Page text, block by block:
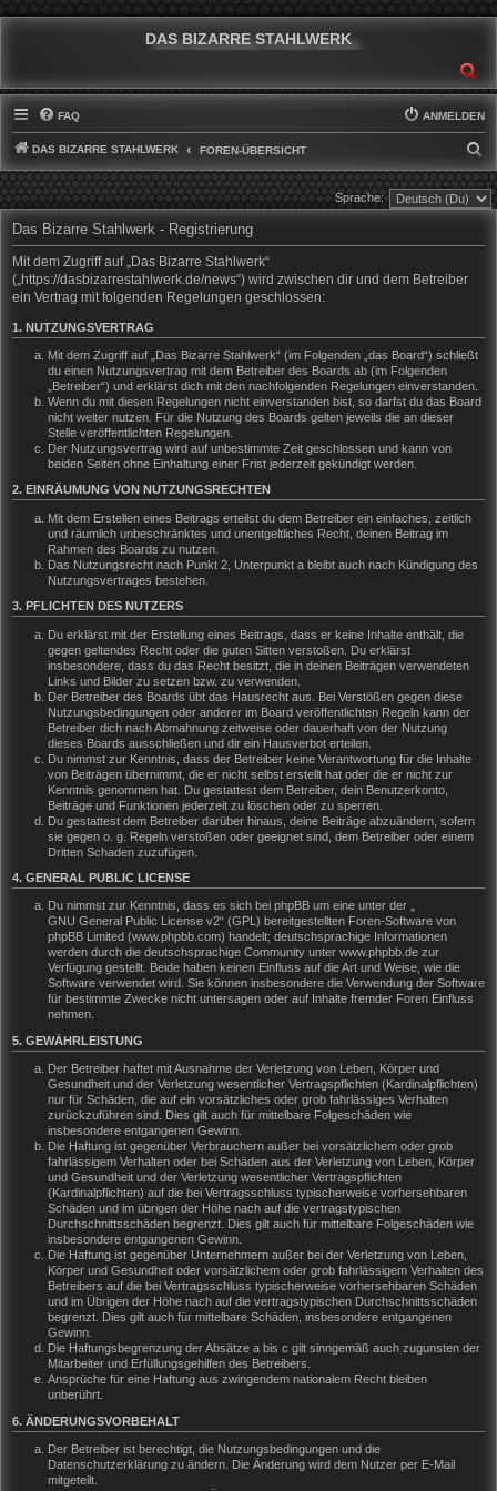
DAS BIZARRE STAHLWERK
FAQ ANMELDEN
DAS BIZARRE STAHLWERK FOREN-ÜBERSICHT
U
C
Sprache:
Das Bizarre Stahlwerk - Registrierung
Mit dem Zugriff auf „Das Bizarre Stahlwerk“
(„https://dasbizarrestahlwerk.de/news“) wird zwischen dir und dem Betreiber
ein Vertrag mit folgenden Regelungen geschlossen:
1. NUTZUNGSVERTRAG
Mit dem Zugriff auf „Das Bizarre Stahlwerk“ (im Folgenden „das Board“) schließt
du einen Nutzungsvertrag mit dem Betreiber des Boards ab (im Folgenden
„Betreiber“) und erklärst dich mit den nachfolgenden Regelungen einverstanden.
Wenn du mit diesen Regelungen nicht einverstanden bist, so darfst du das Board
nicht weiter nutzen. Für die Nutzung des Boards gelten jeweils die an dieser
Stelle veröffentlichten Regelungen.
Der Nutzungsvertrag wird auf unbestimmte Zeit geschlossen und kann von
beiden Seiten ohne Einhaltung einer Frist jederzeit gekündigt werden.
2. EINRÄUMUNG VON NUTZUNGSRECHTEN
Mit dem Erstellen eines Beitrags erteilst du dem Betreiber ein einfaches, zeitlich
und räumlich unbeschränktes und unentgeltliches Recht, deinen Beitrag im
Rahmen des Boards zu nutzen.
Das Nutzungsrecht nach Punkt 2, Unterpunkt a bleibt auch nach Kündigung des
Nutzungsvertrages bestehen.
3. PFLICHTEN DES NUTZERS
Du erklärst mit der Erstellung eines Beitrags, dass er keine Inhalte enthält, die
gegen geltendes Recht oder die guten Sitten verstoßen. Du erklärst
insbesondere, dass du das Recht besitzt, die in deinen Beiträgen verwendeten
Links und Bilder zu setzen bzw. zu verwenden.
Der Betreiber des Boards übt das Hausrecht aus. Bei Verstößen gegen diese
Nutzungsbedingungen oder anderer im Board veröffentlichten Regeln kann der
Betreiber dich nach Abmahnung zeitweise oder dauerhaft von der Nutzung
dieses Boards ausschließen und dir ein Hausverbot erteilen.
Du nimmst zur Kenntnis, dass der Betreiber keine Verantwortung für die Inhalte
von Beiträgen übernimmt, die er nicht selbst erstellt hat oder die er nicht zur
Kenntnis genommen hat. Du gestattest dem Betreiber, dein Benutzerkonto,
Beiträge und Funktionen jederzeit zu löschen oder zu sperren.
Du gestattest dem Betreiber darüber hinaus, deine Beiträge abzuändern, sofern
sie gegen o. g. Regeln verstoßen oder geeignet sind, dem Betreiber oder einem
Dritten Schaden zuzufügen.
4. GENERAL PUBLIC LICENSE
Du nimmst zur Kenntnis, dass es sich bei phpBB um eine unter der „
GNU General Public License v2“ (GPL) bereitgestellten Foren-Software von
phpBB Limited (www.phpbb.com) handelt; deutschsprachige Informationen
werden durch die deutschsprachige Community unter www.phpbb.de zur
Verfügung gestellt. Beide haben keinen Einfluss auf die Art und Weise, wie die
Software verwendet wird. Sie können insbesondere die Verwendung der Software
für bestimmte Zwecke nicht untersagen oder auf Inhalte fremder Foren Einfluss
nehmen.
5. GEWÄHRLEISTUNG
Der Betreiber haftet mit Ausnahme der Verletzung von Leben, Körper und
Gesundheit und der Verletzung wesentlicher Vertragspflichten (Kardinalpflichten)
nur für Schäden, die auf ein vorsätzliches oder grob fahrlässiges Verhalten
zurückzuführen sind. Dies gilt auch für mittelbare Folgeschäden wie
insbesondere entgangenen Gewinn.
Die Haftung ist gegenüber Verbrauchern außer bei vorsätzlichem oder grob
fahrlässigem Verhalten oder bei Schäden aus der Verletzung von Leben, Körper
und Gesundheit und der Verletzung wesentlicher Vertragspflichten
(Kardinalpflichten) auf die bei Vertragsschluss typischerweise vorhersehbaren
Schäden und im übrigen der Höhe nach auf die vertragstypischen
Durchschnittsschäden begrenzt. Dies gilt auch für mittelbare Folgeschäden wie
insbesondere entgangenen Gewinn.
Die Haftung ist gegenüber Unternehmern außer bei der Verletzung von Leben,
Körper und Gesundheit oder vorsätzlichem oder grob fahrlässigem Verhalten des
Betreibers auf die bei Vertragsschluss typischerweise vorhersehbaren Schäden
und im Übrigen der Höhe nach auf die vertragstypischen Durchschnittsschäden
begrenzt. Dies gilt auch für mittelbare Schäden, insbesondere entgangenen
Gewinn.
Die Haftungsbegrenzung der Absätze a bis c gilt sinngemäß auch zugunsten der
Mitarbeiter und Erfüllungsgehilfen des Betreibers.
Ansprüche für eine Haftung aus zwingendem nationalem Recht bleiben
unberührt.
6. ÄNDERUNGSVORBEHALT
Der Betreiber ist berechtigt, die Nutzungsbedingungen und die
Datenschutzerklärung zu ändern. Die Änderung wird dem Nutzer per E-Mail
mitgeteilt.